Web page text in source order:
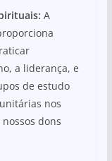
A
a liderança, e
de estudo
nos
dons